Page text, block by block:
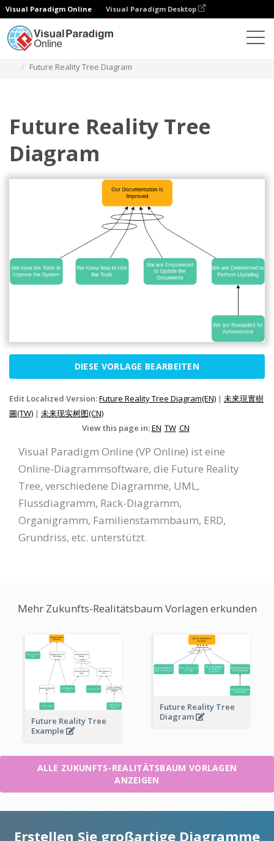
Visual Paradigm Online Visual Paradigm Desktop
Future Reality Tree Diagram
Future Reality Tree
Diagram
DIESE VORLAGE BEARBEITEN
Edit Localized Version:Future Reality Tree Diagram(EN) | 未來現實樹
圖(TW) | 未来现实树图(CN)
View this page in:EN TW CN
Visual Paradigm Online (VP Online) ist eine
Online-Diagrammsoftware, die Future Reality
Tree, verschiedene Diagramme, UML,
Flussdiagramm, Rack-Diagramm,
Organigramm, Familienstammbaum, ERD,
Grundriss, etc. unterstützt.
Mehr Zukunfts-Realitätsbaum Vorlagen erkunden
Future Reality Tree
Example
Future Reality Tree
Diagram
ALLE ZUKUNFTS-REALITÄTSBAUM VORLAGEN
ANZEIGEN
Erstellen Sie großartige Diagramme